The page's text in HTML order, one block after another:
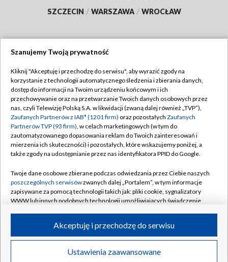
SZCZECIN / WARSZAWA / WROCŁAW
TVP
Abonament TVP
Emisja w TVP
Centrum informacji TVP
Naziemna Telewizja Cyfrowa
Rada Programowa
System NOS
Informacje o nadawcy
Program dla prasy
Regulamin TVP
Polityka prywatności
Moje zgody
Pomoc
Kontakt
Kanały
©2026 Telewizja Polska S.A. w likwidacji
Szanujemy Twoją prywatność
Kliknij "Akceptuję i przechodzę do serwisu", aby wyrazić zgody na
korzystanie z technologii automatycznego śledzenia i zbierania danych,
dostęp do informacji na Twoim urządzeniu końcowym i ich
przechowywanie oraz na przetwarzanie Twoich danych osobowych przez
nas, czyli Telewizję Polską S.A. w likwidacji (zwaną dalej również „TVP”),
Zaufanych Partnerów z IAB* (1201 firm) oraz pozostałych Zaufanych
Partnerów TVP (93 firm), w celach marketingowych (w tym do
zautomatyzowanego dopasowania reklam do Twoich zainteresowań i
mierzenia ich skuteczności) i pozostałych, które wskazujemy poniżej, a
także zgody na udostępnianie przez nas identyfikatora PPID do Google.
Twoje dane osobowe zbierane podczas odwiedzania przez Ciebie naszych
poszczególnych serwisówzwanych dalej „Portalem”, w tym informacje
zapisywane za pomocą technologii takich jak: pliki cookie, sygnalizatory
WWW lub innych podobnych technologii umożliwiających świadczenie
ruchu w Internecie.
Twoje dane osobowe zbierane podczas odwiedzania przez Ciebie
poszczególnych serwisówna Portalu, takie jak adresy IP, identyfikatory
Ustawienia zaawansowane
Akceptuję i przechodzę do serwisu